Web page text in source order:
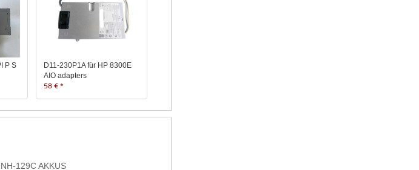
P S
D11-230P1A für HP 8300E
AIO adapters
58 € *
129C AKKUS